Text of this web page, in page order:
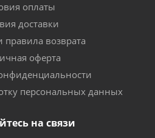
оплаты
доставки
правила возврата
оферта
персональных данных
на связи